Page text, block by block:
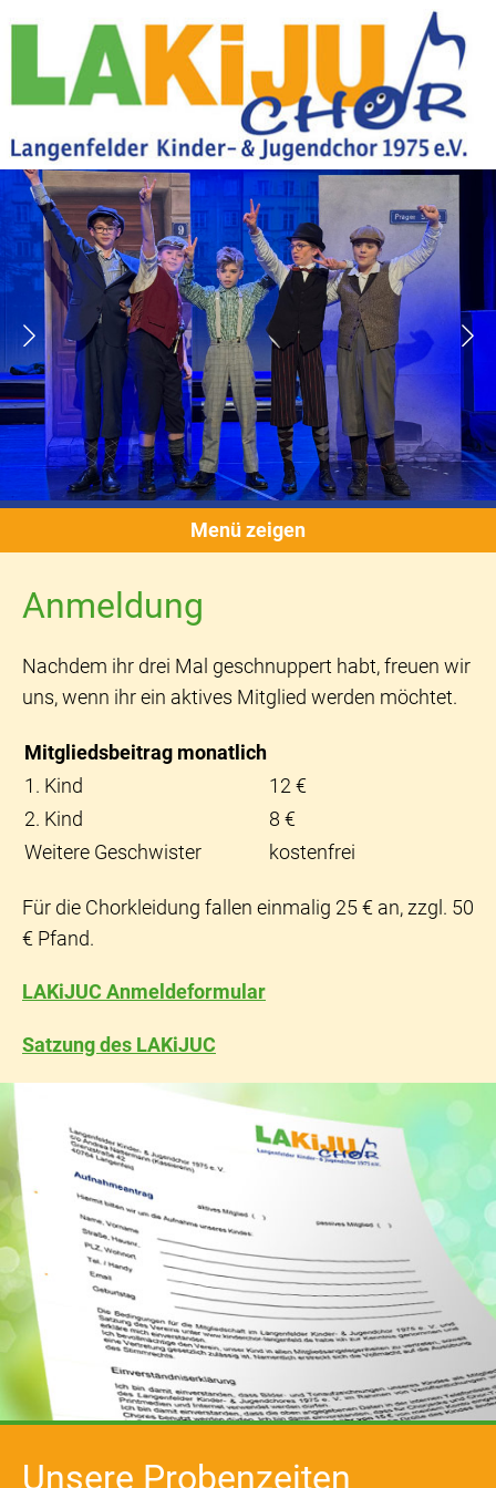
Menü zeigen
Anmeldung
Nachdem ihr drei Mal geschnuppert habt, freuen wir
uns, wenn ihr ein aktives Mitglied werden möchtet.
Mitgliedsbeitrag monatlich
1. Kind
12 €
2. Kind
8 €
Weitere Geschwister
kostenfrei
Für die Chorkleidung fallen einmalig 25 € an, zzgl. 50
€ Pfand.
LAKiJUC Anmeldeformular
Satzung des LAKiJUC
Unsere Probenzeiten